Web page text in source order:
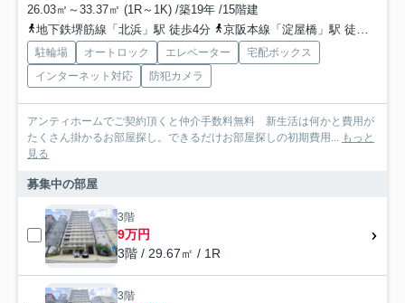
26.03㎡～33.37㎡ (1R～1K) /築19年 /15階建
地下鉄堺筋線「北浜」駅 徒歩4分
京阪本線「淀屋橋」駅 徒歩6分
駐輪場 オートロック エレベーター
宅配ボックス
インターネット対応
防犯カメラ
アンティホームでご契約頂くと仲介手数料無料 新生活は何かと費用が
たくさん掛かるお部屋探し。できるだけお部屋探しの初期費用...
もっと
見る
募集中の部屋
3階
9万円
3階 / 29.67㎡ / 1R
3階